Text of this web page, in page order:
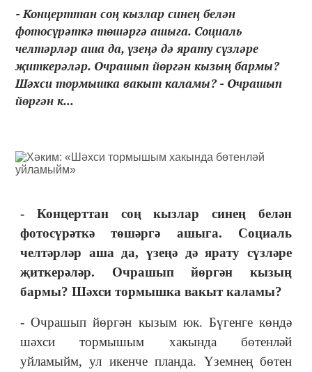
- Концерттан соң кызлар синең белән
фотосүрәткә төшәргә ашыга. Социаль
челтәрләр аша да, үзеңә дә ярату сүзләре
җиткерәләр. Очрашып йөргән кызың бармы?
Шәхси тормышка вакыт каламы? - Очрашып
йөргән к...
- Концерттан соң кызлар синең белән
фотосүрәткә төшәргә ашыга. Социаль
челтәрләр аша да, үзеңә дә ярату сүзләре
җиткерәләр. Очрашып йөргән кызың
бармы? Шәхси тормышка вакыт каламы?
- Очрашып йөргән кызым юк. Бүгенге көндә
шәхси тормышым хакында бөтенләй
уйламыйм, ул икенче планда. Үземнең бөтен